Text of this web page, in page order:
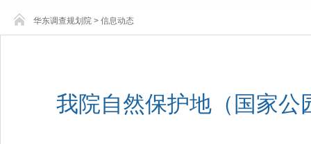
华东调查规划院 > 信息动态
我院自然保护地（国家